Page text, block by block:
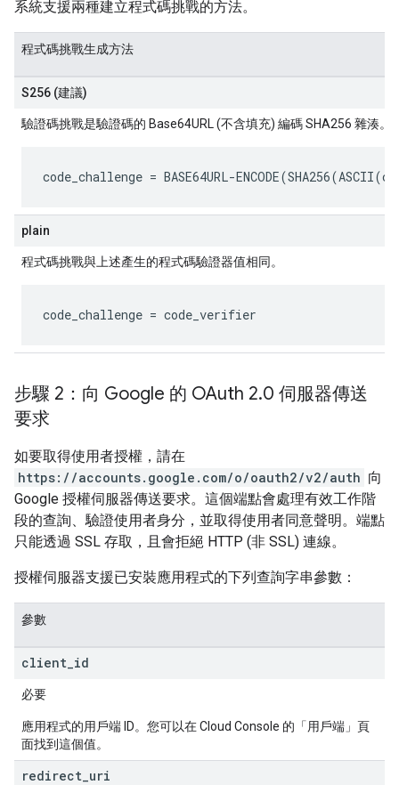
系統支援兩種建立程式碼挑戰的方法。
程式碼挑戰生成方法
S256 (建議)
驗證碼挑戰是驗證碼的 Base64URL (不含填充) 編碼 SHA256 雜湊。
code_challenge = BASE64URL-ENCODE(SHA256(ASCII(
plain
程式碼挑戰與上述產生的程式碼驗證器值相同。
code_challenge = code_verifier
步驟 2：向 Google 的 OAuth 2.0 伺服器傳送
要求
如要取得使用者授權，請在
https://accounts.google.com/o/oauth2/v2/auth 向
Google 授權伺服器傳送要求。這個端點會處理有效工作階
段的查詢、驗證使用者身分，並取得使用者同意聲明。端點
只能透過 SSL 存取，且會拒絕 HTTP (非 SSL) 連線。
授權伺服器支援已安裝應用程式的下列查詢字串參數：
參數
client id
必要
應用程式的用戶端 ID。您可以在 Cloud Console 的「用戶端」 頁
面找到這個值。
redirect uri